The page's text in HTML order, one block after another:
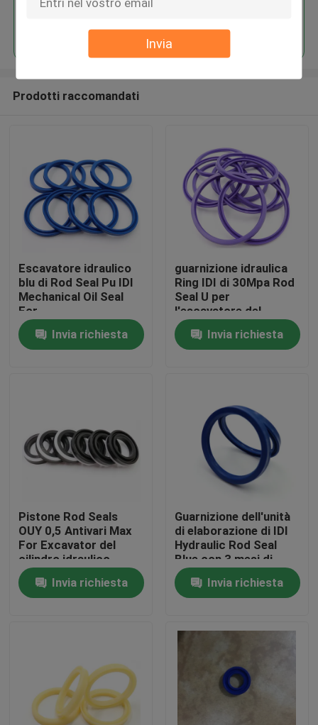
Invia
Casa
Circa noi
Controllo di qualità
Contattici
Corredo idraulico della guarnizione dell'interruttore
Prodotti raccomandati
Escavatore idraulico
blu di Rod Seal Pu IDI
Mechanical Oil Seal
For
Invia richiesta
guarnizione idraulica
Ring IDI di 30Mpa Rod
Seal U per
l'escavatore del
cingolo
Invia richiesta
Pistone Rod Seals
OUY 0,5 Antivari Max
For Excavator del
cilindro idraulico
Invia richiesta
Guarnizione dell'unità
di elaborazione di IDI
Hydraulic Rod Seal
Blue con 3 mesi di
garanzia
Invia richiesta